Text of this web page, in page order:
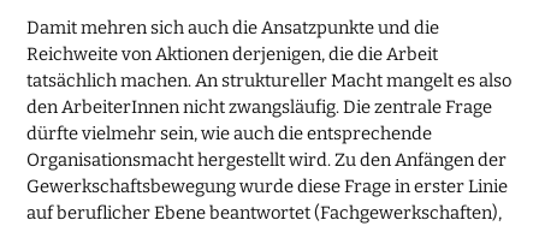
Damit mehren sich auch die Ansatzpunkte und die
Reichweite von Aktionen derjenigen, die die Arbeit
tatsächlich machen. An struktureller Macht mangelt es also
den ArbeiterInnen nicht zwangsläufig. Die zentrale Frage
dürfte vielmehr sein, wie auch die entsprechende
Organisationsmacht hergestellt wird. Zu den Anfängen der
Gewerkschaftsbewegung wurde diese Frage in erster Linie
auf beruflicher Ebene beantwortet (Fachgewerkschaften),